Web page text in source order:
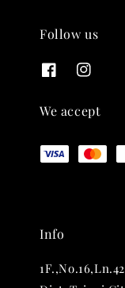
Follow us
We accept
Info